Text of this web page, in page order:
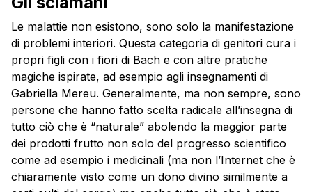
Le malattie non esistono, sono solo la manifestazione
di problemi interiori. Questa categoria di genitori cura i
propri figli con i fiori di Bach e con altre pratiche
magiche ispirate, ad esempio agli insegnamenti di
Gabriella Mereu. Generalmente, ma non sempre, sono
persone che hanno fatto scelta radicale all’insegna di
tutto ciò che è “naturale” abolendo la maggior parte
dei prodotti frutto non solo del progresso scientifico
come ad esempio i medicinali (ma non l’Internet che è
chiaramente visto come un dono divino similmente a